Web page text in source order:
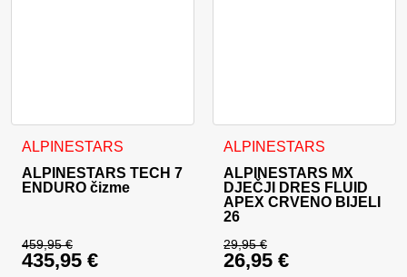
ALPINESTARS
ALPINESTARS TECH 7
ENDURO čizme
459,95€
Izvorna cijena bila je: 459,95 €.
435,95 €
Ovaj proizvod ima više varijanti. Opcije se mogu odabrati
ALPINESTARS
ALPINESTARS MX
DJEČJI DRES FLUID
APEX CRVENO BIJELI
26
29,95€
Izvorna cijena bila
26,95 €
Ovaj proizvod ima više